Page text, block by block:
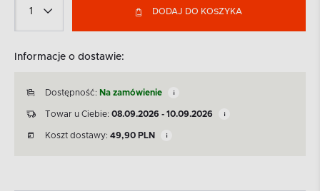
DODAJ DO KOSZYKA
Informacje o dostawie:
Dostępność: Na zamówienie
Towar u Ciebie: 08.09.2026 - 10.09.2026
Koszt dostawy: 49,90 PLN